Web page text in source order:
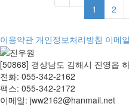
1 2
이용약관 개인정보처리방침 이메
[50868] 경상남도 김해시 진영읍
전화: 055-342-2162
팩스: 055-342-2172
이메일: jww2162@hanmail.net